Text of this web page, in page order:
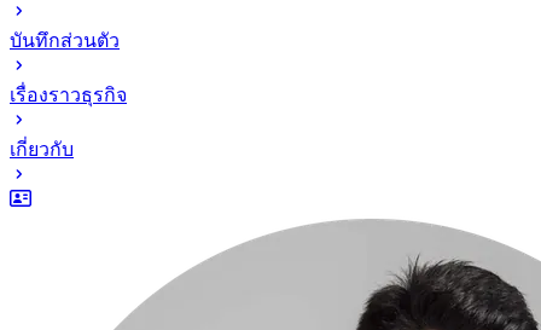
บันทึกส่วนตัว
เรื่องราวธุรกิจ
เกี่ยวกับ